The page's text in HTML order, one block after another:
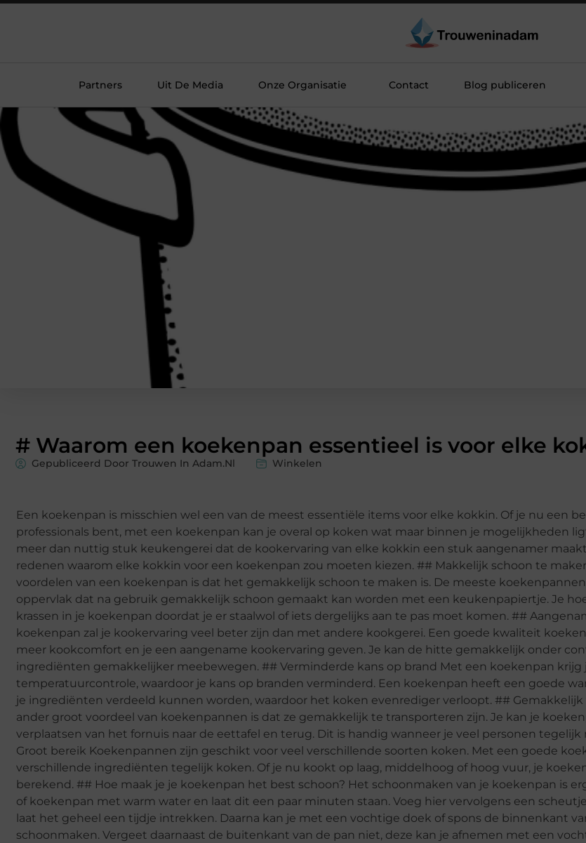
Partners Uit De Media Onze Organisatie Contact Blog publiceren
# Waarom een koekenpan essentieel is voor elke
Gepubliceerd Door Trouwen In Adam.nl Winkelen
Een koekenpan is misschien wel een van de meest essentiële items voor elke kokkin. Of je nu een
professionals bent, met een koekenpan kan je overal op koken wat maar binnen je mogelijkheden
meer dan nuttig stuk keukengerei dat de kookervaring van elke kokkin een stuk aangenamer
redenen waarom elke kokkin voor een koekenpan zou moeten kiezen. ## Makkelijk schoon te
voordelen van een koekenpan is dat het gemakkelijk schoon te maken is. De meeste
oppervlak dat na gebruik gemakkelijk schoon gemaakt kan worden met een keukenpapiertje. Je
krassen in je koekenpan doordat je er staalwol of iets dergelijks aan te pas moet komen. ##
koekenpan zal je kookervaring veel beter zijn dan met andere kookgerei. Een goede kwaliteit
meer kookcomfort en je een aangename kookervaring geven. Je kan de hitte gemakkelijk onder
ingrediënten gemakkelijker meebewegen. ## Verminderde kans op brand Met een koekenpan krijg
temperatuurcontrole, waardoor je kans op branden verminderd. Een koekenpan heeft een goede
je ingrediënten verdeeld kunnen worden, waardoor het koken evenrediger verloopt. ##
ander groot voordeel van koekenpannen is dat ze gemakkelijk te transporteren zijn. Je kan je
verplaatsen van het fornuis naar de eettafel en terug. Dit is handig wanneer je veel personen
Groot bereik Koekenpannen zijn geschikt voor veel verschillende soorten koken. Met een goede
verschillende ingrediënten tegelijk koken. Of je nu kookt op laag, middelhoog of hoog vuur, je
berekend. ## Hoe maak je je koekenpan het best schoon? Het schoonmaken van je koekenpan is
of koekenpan met warm water en laat dit een paar minuten staan. Voeg hier vervolgens een
laat het geheel een tijdje intrekken. Daarna kan je met een vochtige doek of spons de binnenkant
schoonmaken. Vergeet daarnaast de buitenkant van de pan niet, deze kan je afnemen met een